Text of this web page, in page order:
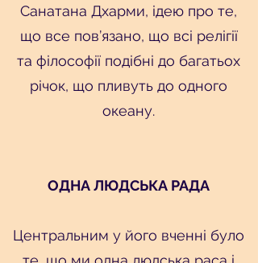
Санатана Дхарми, ідею про те,
що все пов’язано, що всі релігії
та філософії подібні до багатьох
річок, що пливуть до одного
океану.
ОДНА ЛЮДСЬКА РАДА
Центральним у його вченні було